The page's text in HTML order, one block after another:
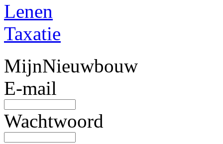
Lenen
Taxatie
MijnNieuwbouw
E-mail
Wachtwoord